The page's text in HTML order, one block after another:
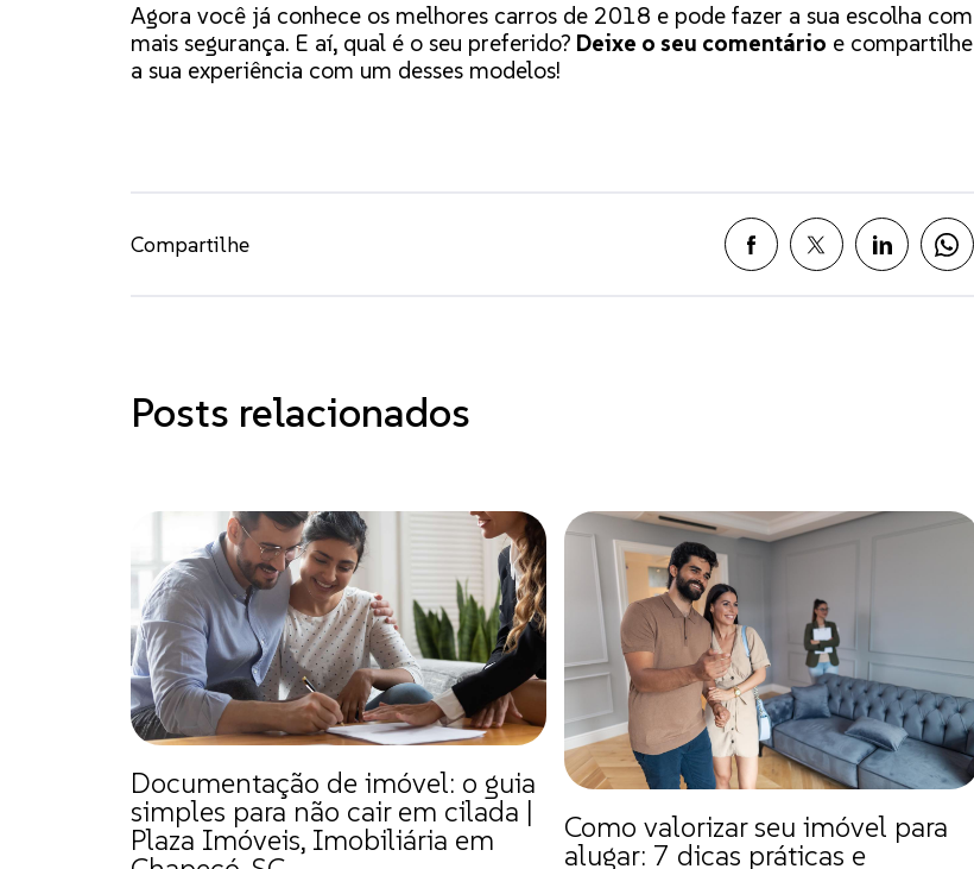
Agora você já conhece os melhores carros de 2018 e pode fazer a sua escolha com
mais segurança. E aí, qual é o seu preferido? Deixe o seu comentário e compartilhe
a sua experiência com um desses modelos!
Compartilhe
Posts relacionados
Documentação de imóvel: o guia
simples para não cair em cilada |
Plaza Imóveis, Imobiliária em Como valorizar seu imóvel para
alugar: 7 dicas práticas e